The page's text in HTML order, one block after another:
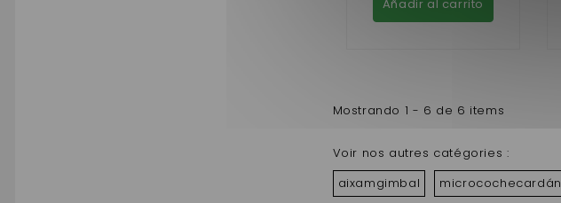
Añadir al carrito
Mostrando 1 - 6 de 6 items
Voir nos autres catégories :
aixamgimbal
microcochecardán